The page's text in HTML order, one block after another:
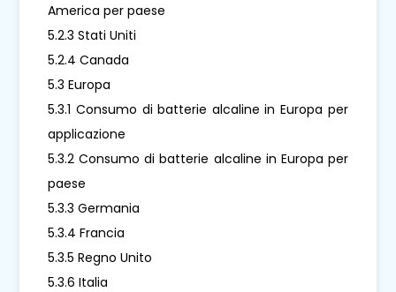
America per paese
5.2.3 Stati Uniti
5.2.4 Canada
5.3 Europa
5.3.1 Consumo di batterie alcaline in Europa per
applicazione
5.3.2 Consumo di batterie alcaline in Europa per
paese
5.3.3 Germania
5.3.4 Francia
5.3.5 Regno Unito
5.3.6 Italia